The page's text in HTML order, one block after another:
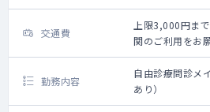
交通費
上限3,000円ま
関のご利用をお
クシー利用要相
勤務内容
自由診療問診メ
あり）